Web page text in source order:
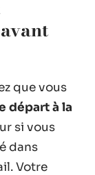
que vous
départ à la
si vous
dans
Votre